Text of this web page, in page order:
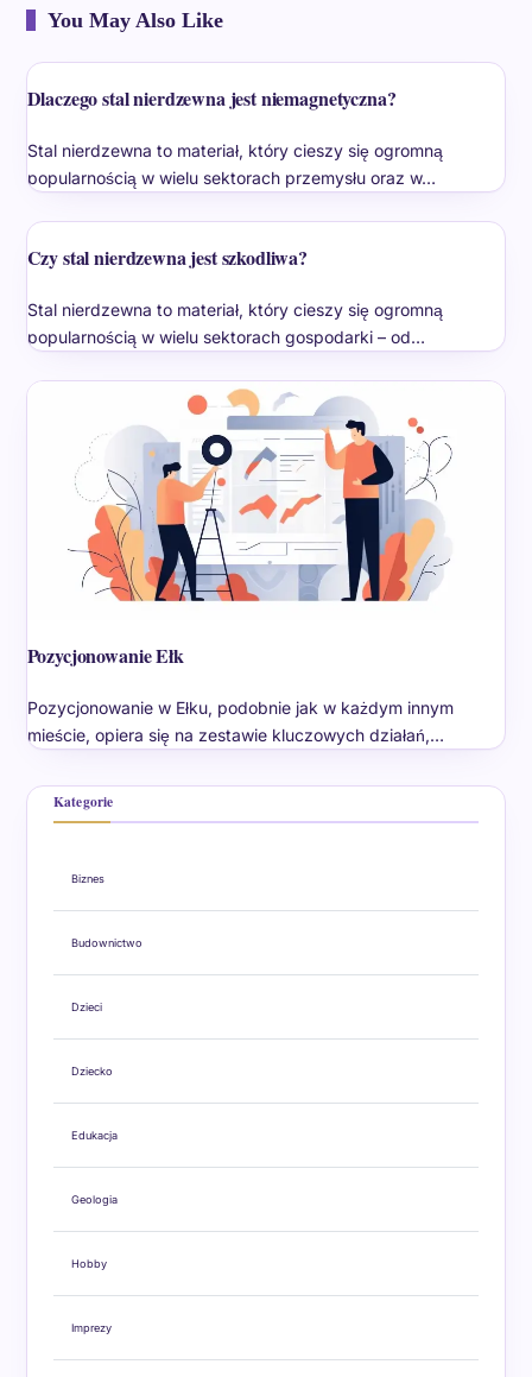
You May Also Like
Dlaczego stal nierdzewna jest niemagnetyczna?
Stal nierdzewna to materiał, który cieszy się ogromną
popularnością w wielu sektorach przemysłu oraz w…
Czy stal nierdzewna jest szkodliwa?
Stal nierdzewna to materiał, który cieszy się ogromną
popularnością w wielu sektorach gospodarki – od…
Pozycjonowanie Ełk
Pozycjonowanie w Ełku, podobnie jak w każdym innym
mieście, opiera się na zestawie kluczowych działań,…
Kategorie
Biznes
Budownictwo
Dzieci
Dziecko
Edukacja
Geologia
Hobby
Imprezy